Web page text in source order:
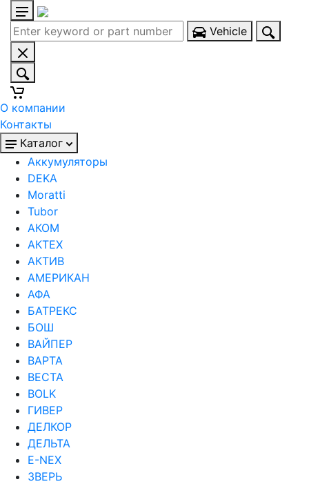
Vehicle
О компании
Контакты
Каталог
Аккумуляторы
DEKA
Moratti
Tubor
АКОМ
АКТЕХ
АКТИВ
АМЕРИКАН
АФА
БАТРЕКС
БОШ
ВАЙПЕР
ВАРТА
ВЕСТА
ВОLK
ГИВЕР
ДЕЛКОР
ДЕЛЬТА
Е-NEX
ЗВЕРЬ